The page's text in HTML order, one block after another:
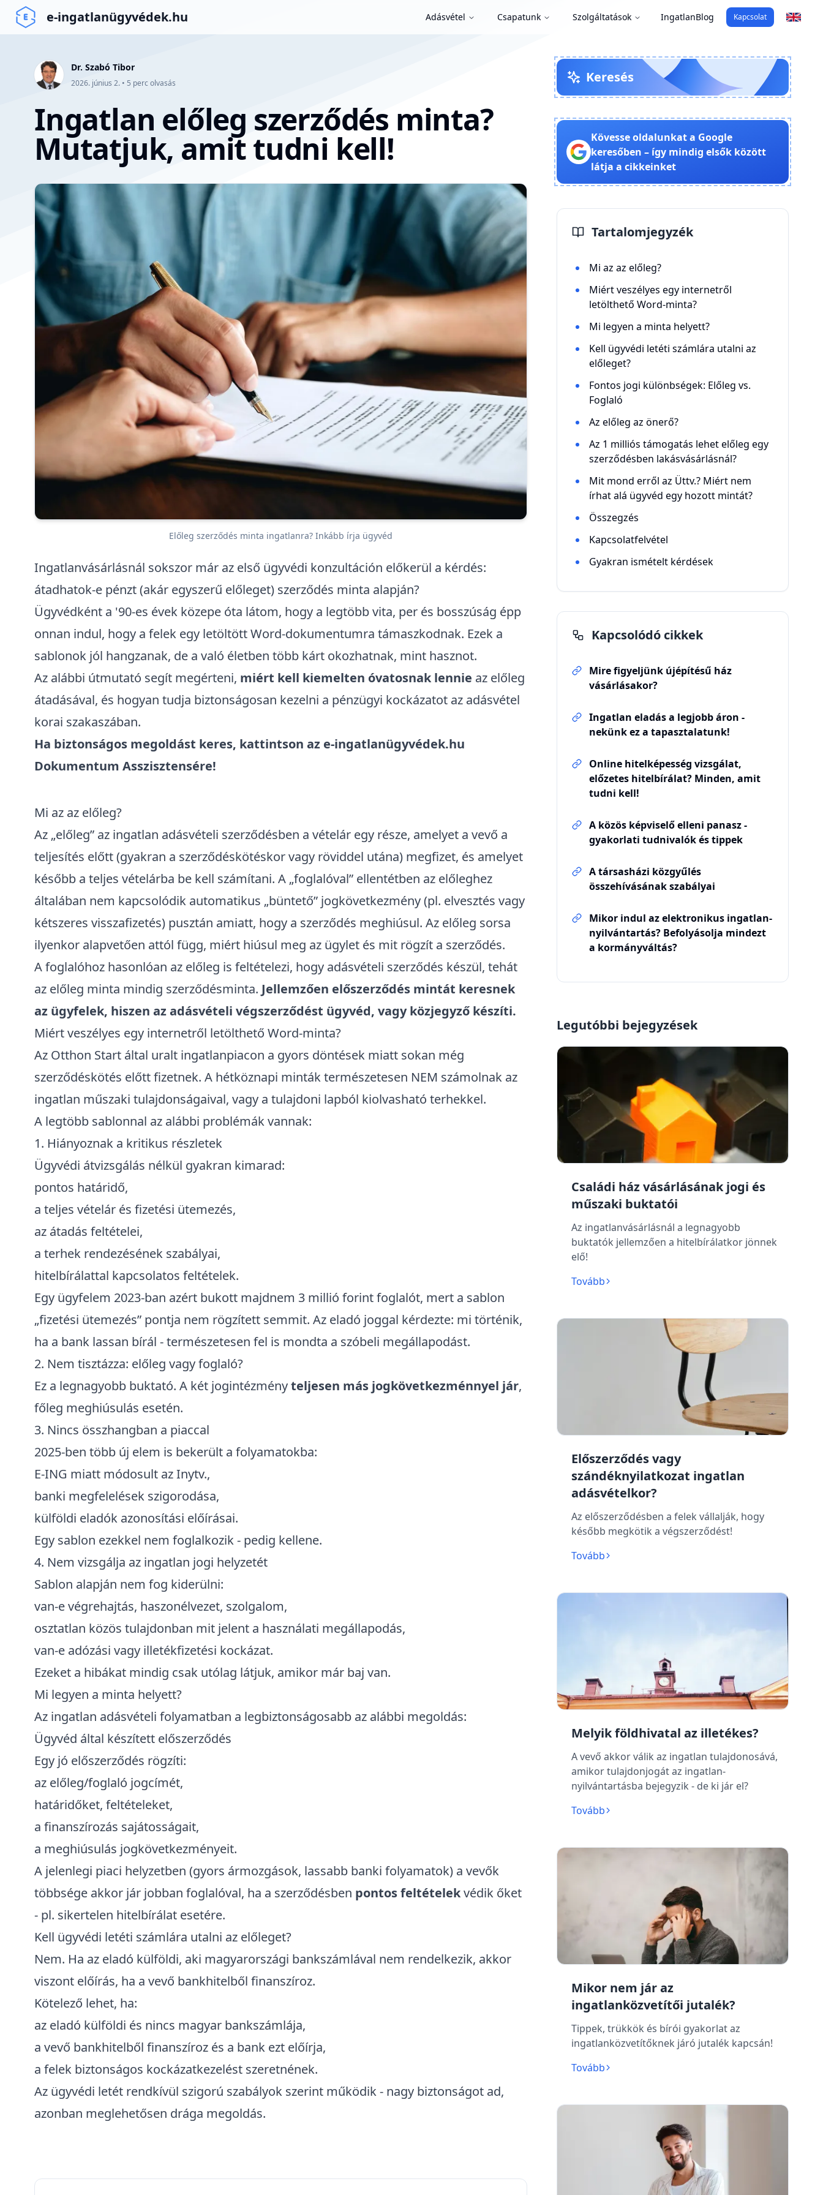
e-ingatlanügyvédek.hu Adásvétel Csapatunk Szolgáltatások IngatlanBlog Kapcsolat
Dr. Szabó Tibor
2026. június 2. • 5 perc olvasás
Ingatlan előleg szerződés minta?
Mutatjuk, amit tudni kell!
Előleg szerződés minta ingatlanra? Inkább írja ügyvéd
Ingatlanvásárlásnál sokszor már az első ügyvédi konzultáción előkerül a kérdés:
átadhatok-e pénzt (akár egyszerű előleget) szerződés minta alapján?
Ügyvédként a '90-es évek közepe óta látom, hogy a legtöbb vita, per és bosszúság épp
onnan indul, hogy a felek egy letöltött Word-dokumentumra támaszkodnak. Ezek a
sablonok jól hangzanak, de a való életben több kárt okozhatnak, mint hasznot.
Az alábbi útmutató segít megérteni, miért kell kiemelten óvatosnak lennie az előleg
átadásával, és hogyan tudja biztonságosan kezelni a pénzügyi kockázatot az adásvétel
korai szakaszában.
Ha biztonságos megoldást keres, kattintson az e-ingatlanügyvédek.hu
Dokumentum Asszisztensére!
Mi az az előleg?
Az „előleg” az ingatlan adásvételi szerződésben a vételár egy része, amelyet a vevő a
teljesítés előtt (gyakran a szerződéskötéskor vagy röviddel utána) megfizet, és amelyet
később a teljes vételárba be kell számítani. A „foglalóval” ellentétben az előleghez
általában nem kapcsolódik automatikus „büntető” jogkövetkezmény (pl. elvesztés vagy
kétszeres visszafizetés) pusztán amiatt, hogy a szerződés meghiúsul. Az előleg sorsa
ilyenkor alapvetően attól függ, miért hiúsul meg az ügylet és mit rögzít a szerződés.
A foglalóhoz hasonlóan az előleg is feltételezi, hogy adásvételi szerződés készül, tehát
az előleg minta mindig szerződésminta. Jellemzően előszerződés mintát keresnek
az ügyfelek, hiszen az adásvételi végszerződést ügyvéd, vagy közjegyző készíti.
Miért veszélyes egy internetről letölthető Word-minta?
Az Otthon Start által uralt ingatlanpiacon a gyors döntések miatt sokan még
szerződéskötés előtt fizetnek. A hétköznapi minták természetesen NEM számolnak az
ingatlan műszaki tulajdonságaival, vagy a tulajdoni lapból kiolvasható terhekkel.
A legtöbb sablonnal az alábbi problémák vannak:
1. Hiányoznak a kritikus részletek
Ügyvédi átvizsgálás nélkül gyakran kimarad:
pontos határidő,
a teljes vételár és fizetési ütemezés,
az átadás feltételei,
a terhek rendezésének szabályai,
hitelbírálattal kapcsolatos feltételek.
Egy ügyfelem 2023-ban azért bukott majdnem 3 millió forintfoglalót, mert a sablon
„fizetési ütemezés” pontja nem rögzített semmit. Az eladó joggal kérdezte: mi történik,
ha a bank lassan bírál - természetesen fel is mondta a szóbeli megállapodást.
2. Nem tisztázza: előleg vagy foglaló?
Ez a legnagyobb buktató. A két jogintézményteljesen más jogkövetkezménnyel jár,
főleg meghiúsulás esetén.
3. Nincs összhangban a piaccal
2025-ben több új elem is bekerült a folyamatokba:
E-ING miatt módosult az Inytv.,
banki megfelelések szigorodása,
külföldi eladók azonosítási előírásai.
Egy sablon ezekkel nem foglalkozik - pedig kellene.
4. Nem vizsgálja az ingatlan jogi helyzetét
Sablon alapján nem fog kiderülni:
van-e végrehajtás, haszonélvezet, szolgalom,
osztatlan közös tulajdonban mit jelent a használati megállapodás,
van-e adózási vagy illetékfizetési kockázat.
Ezeket a hibákat mindig csak utólag látjuk, amikor már baj van.
Mi legyen a minta helyett?
Az ingatlan adásvételi folyamatban a legbiztonságosabb az alábbi megoldás:
Ügyvéd által készített előszerződés
Egy jó előszerződés rögzíti:
az előleg/foglaló jogcímét,
határidőket, feltételeket,
a finanszírozás sajátosságait,
a meghiúsulás jogkövetkezményeit.
A jelenlegi piaci helyzetben (gyors ármozgások, lassabb banki folyamatok) a vevők
többsége akkor jár jobban foglalóval, ha a szerződésben pontos feltételekvédik őket
- pl. sikertelen hitelbírálat esetére.
Kell ügyvédi letéti számlára utalni az előleget?
Nem. Ha az eladó külföldi, aki magyarországi bankszámlával nem rendelkezik, akkor
viszont előírás, ha a vevő bankhitelből finanszíroz.
Kötelező lehet, ha:
az eladó külföldi és nincs magyar bankszámlája,
a vevő bankhitelből finanszíroz és a bank ezt előírja,
a felek biztonságos kockázatkezelést szeretnének.
Az ügyvédi letét rendkívül szigorú szabályok szerint működik - nagy biztonságot ad,
azonban meglehetősen drága megoldás.
Keresés
Kövesse oldalunkat a Google
keresőben – így mindig elsők között
látja a cikkeinket
Tartalomjegyzék
Mi az az előleg?
Miért veszélyes egy internetről
letölthető Word-minta?
Mi legyen a minta helyett?
Kell ügyvédi letéti számlára utalni az
előleget?
Fontos jogi különbségek: Előleg vs.
Foglaló
Az előleg az önerő?
Az 1 milliós támogatás lehet előleg egy
szerződésben lakásvásárlásnál?
Mit mond erről az Üttv.? Miért nem
írhat alá ügyvéd egy hozott mintát?
Összegzés
Kapcsolatfelvétel
Gyakran ismételt kérdések
Kapcsolódó cikkek
Mire figyeljünk újépítésű ház
vásárlásakor?
Ingatlan eladás a legjobb áron -
nekünk ez a tapasztalatunk!
Online hitelképesség vizsgálat,
előzetes hitelbírálat? Minden, amit
tudni kell!
A közös képviselő elleni panasz -
gyakorlati tudnivalók és tippek
A társasházi közgyűlés
összehívásának szabályai
Mikor indul az elektronikus ingatlan-
nyilvántartás? Befolyásolja mindezt
a kormányváltás?
Legutóbbi bejegyzések
Családi ház vásárlásának jogi és
műszaki buktatói
Az ingatlanvásárlásnál a legnagyobb
buktatók jellemzően a hitelbírálatkor jönnek
elő!
Tovább
Előszerződés vagy
szándéknyilatkozat ingatlan
adásvételkor?
Az előszerződésben a felek vállalják, hogy
később megkötik a végszerződést!
Tovább
Melyik földhivatal az illetékes?
A vevő akkor válik az ingatlan tulajdonosává,
amikor tulajdonjogát az ingatlan-
nyilvántartásba bejegyzik - de ki jár el?
Tovább
Mikor nem jár az
ingatlanközvetítői jutalék?
Tippek, trükkök és bírói gyakorlat az
ingatlanközvetítőknek járó jutalék kapcsán!
Tovább